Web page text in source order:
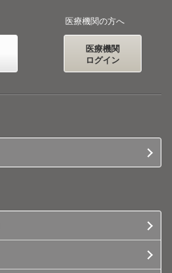
医療機関の方へ
医療機関
ログイン